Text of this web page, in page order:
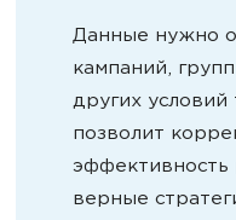
Данные нужно
кампаний,
других условий
позволит
эффективность
верные